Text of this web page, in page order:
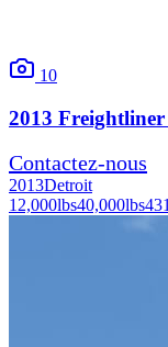
10
2013 Freightliner
Contactez-nous
2013Detroit
12,000lbs40,000lbs